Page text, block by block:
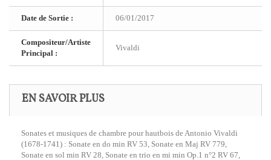
Date de Sortie : 06/01/2017
Compositeur/Artiste
Principal :
Vivaldi
EN SAVOIR PLUS
Sonates et musiques de chambre pour hautbois de Antonio Vivaldi
(1678-1741) : Sonate en do min RV 53, Sonate en Maj RV 779,
Sonate en sol min RV 28, Sonate en trio en mi min Op.1 n°2 RV 67,